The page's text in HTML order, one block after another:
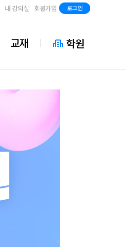
내 강의실 회원가입 로그인
교재 학원